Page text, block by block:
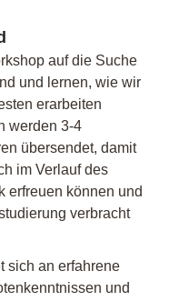
auf die Suche
und lernen, wie wir
erarbeiten
werden 3-4
übersendet, damit
im Verlauf des
erfreuen können und
verbracht
sich an erfahrene
und